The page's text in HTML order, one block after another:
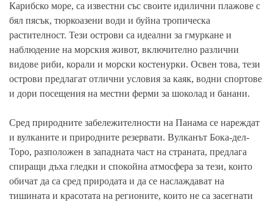
Карибско море, са известни със своите идилични плажове с
бял пясък, тюркоазени води и буйна тропическа
растителност. Тези острови са идеални за гмуркане и
наблюдение на морския живот, включително различни
видове риби, корали и морски костенурки. Освен това, тези
острови предлагат отлични условия за каяк, водни спортове
и дори посещения на местни ферми за шоколад и банани.
Сред природните забележителности на Панама се нареждат
и вулканите и природните резервати. Вулканът Бока-дел-
Торо, разположен в западната част на страната, предлага
спиращи дъха гледки и спокойна атмосфера за тези, които
обичат да са сред природата и да се наслаждават на
тишината и красотата на регионите, които не са засегнати